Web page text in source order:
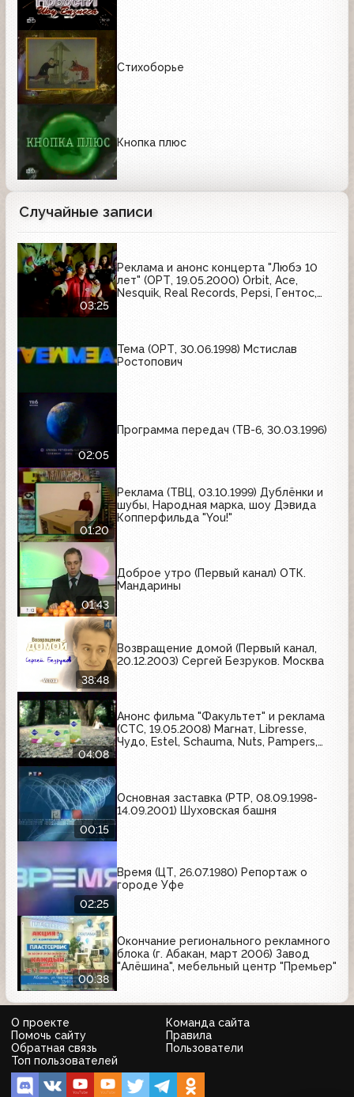
Стихоборье
Кнопка плюс
Случайные записи
03:25
Реклама и анонс концерта "Любэ 10
лет" (ОРТ, 19.05.2000) Orbit, Ace,
Nesquik, Real Records, Pepsi, Гентос,
Тема (ОРТ, 30.06.1998) Мстислав
Ростопович
02:05
Программа передач (ТВ-6, 30.03.1996)
01:20
Реклама (ТВЦ, 03.10.1999) Дублёнки и
шубы, Народная марка, шоу Дэвида
Копперфильда "You!"
01:43
Доброе утро (Первый канал) ОТК.
Мандарины
38:48
Возвращение домой (Первый канал,
20.12.2003) Сергей Безруков. Москва
04:08
Анонс фильма "Факультет" и реклама
(СТС, 19.05.2008) Магнат, Libresse,
Чудо, Estel, Schauma, Nuts, Pampers,
00:15
Основная заставка (РТР, 08.09.1998-
14.09.2001) Шуховская башня
02:25
Время (ЦТ, 26.07.1980) Репортаж о
городе Уфе
00:38
Окончание регионального рекламного
блока (г. Абакан, март 2006) Завод
"Алёшина", мебельный центр "Премьер"
О проекте
Команда сайта
Помочь сайту
Правила
Обратная связь
Пользователи
Топ пользователей